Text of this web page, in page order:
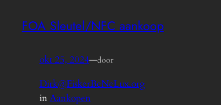
FOA Sleutel/NFC aankoop
okt 25, 2024—door
Dirk@FiskerBeNeLux.org
inAankopen